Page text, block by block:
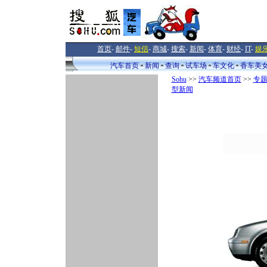
首页- 邮件- 短信- 商城- 搜索- 新闻- 体育- 财经- IT- 娱
汽车首页
新闻 查询 试车场 车文化
香车美
Sohu>> 汽车频道首页>> 专题
型新闻